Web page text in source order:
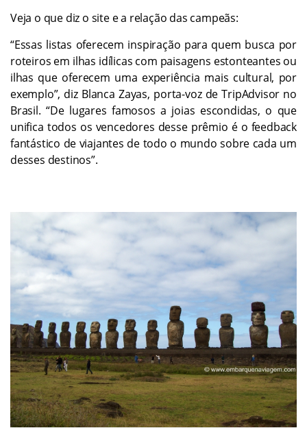
Veja o que diz o site e a relação das campeãs:
“Essas listas oferecem inspiração para quem busca por
roteiros em ilhas idílicas com paisagens estonteantes ou
ilhas que oferecem uma experiência mais cultural, por
exemplo”, diz Blanca Zayas, porta-voz de TripAdvisor no
Brasil. “De lugares famosos a joias escondidas, o que
unifica todos os vencedores desse prêmio é o feedback
fantástico de viajantes de todo o mundo sobre cada um
desses destinos”.